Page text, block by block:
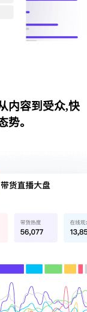
内容到受众,快
势。